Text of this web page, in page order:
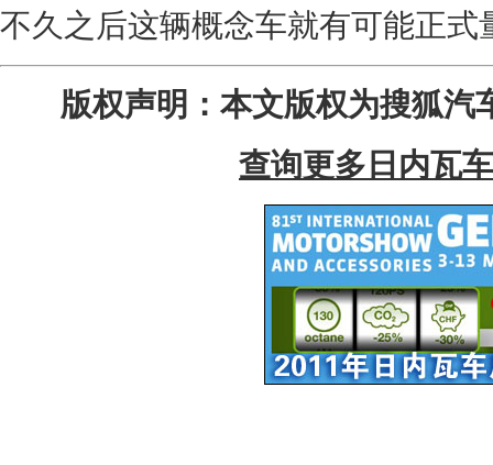
不久之后这辆概念车就有可能正式
版权声明：本文版权为搜狐汽
查询更多日内瓦